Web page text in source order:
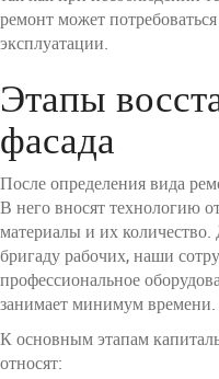
ремонт может
эксплуатации.
Этапы
фасада
После определения вида
В него вносят технологию
материалы и их
бригаду рабочих, наши
профессиональное
занимает минимум времени.
К основным этапам
относят: